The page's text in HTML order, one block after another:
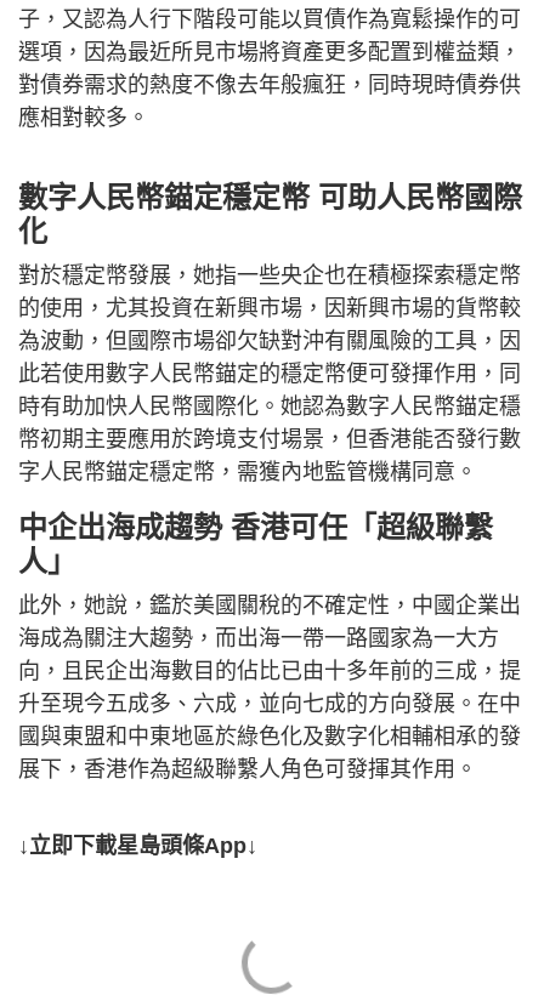
子，又認為人行下階段可能以買債作為寬鬆操作的可
選項，因為最近所見市場將資產更多配置到權益類，
對債券需求的熱度不像去年般瘋狂，同時現時債券供
應相對較多。
數字人民幣錨定穩定幣 可助人民幣國際
化
對於穩定幣發展，她指一些央企也在積極探索穩定幣
的使用，尤其投資在新興市場，因新興市場的貨幣較
為波動，但國際市場卻欠缺對沖有關風險的工具，因
此若使用數字人民幣錨定的穩定幣便可發揮作用，同
時有助加快人民幣國際化。她認為數字人民幣錨定穩
幣初期主要應用於跨境支付場景，但香港能否發行數
字人民幣錨定穩定幣，需獲內地監管機構同意。
中企出海成趨勢 香港可任「超級聯繫
人」
此外，她說，鑑於美國關稅的不確定性，中國企業出
海成為關注大趨勢，而出海一帶一路國家為一大方
向，且民企出海數目的佔比已由十多年前的三成，提
升至現今五成多、六成，並向七成的方向發展。在中
國與東盟和中東地區於綠色化及數字化相輔相承的發
展下，香港作為超級聯繫人角色可發揮其作用。
↓立即下載星島頭條App↓